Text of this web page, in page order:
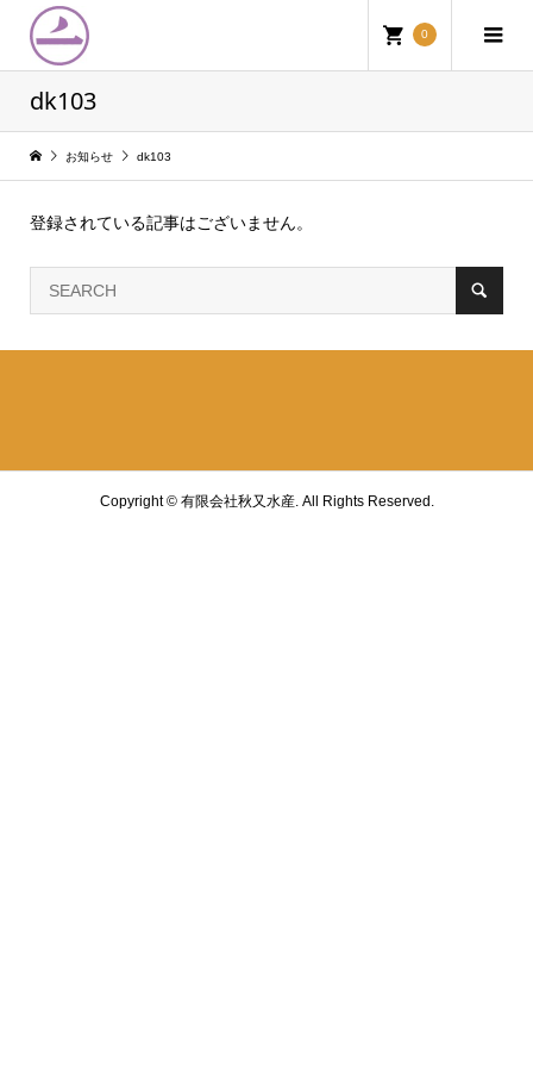
0
dk103
お知らせ dk103
登録されている記事はございません。
Copyright ©有限会社秋又水産. All Rights Reserved.